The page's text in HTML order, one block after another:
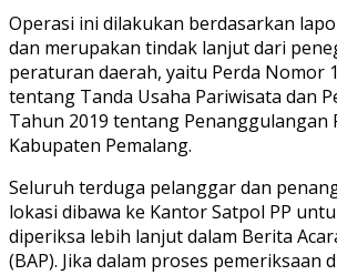
Operasi ini dilakukan berdasarkan
dan merupakan tindak lanjut dari
peraturan daerah, yaitu Perda Nomor
tentang Tanda Usaha Pariwisata dan
Tahun 2019 tentang Penanggulangan
Kabupaten Pemalang.
Seluruh terduga pelanggar dan
lokasi dibawa ke Kantor Satpol PP
diperiksa lebih lanjut dalam Berita
(BAP). Jika dalam proses pemeriksaan